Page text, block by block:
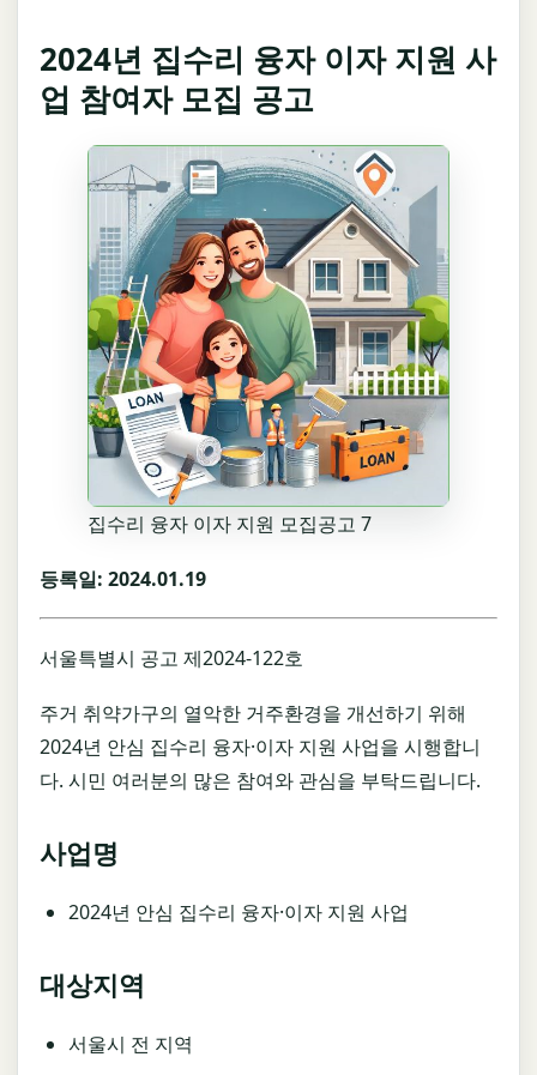
2024년 집수리 융자 이자 지원 사
업 참여자 모집 공고
집수리 융자 이자 지원 모집공고 7
등록일: 2024.01.19
서울특별시 공고 제2024-122호
주거 취약가구의 열악한 거주환경을 개선하기 위해
2024년 안심 집수리 융자·이자 지원 사업을 시행합니
다. 시민 여러분의 많은 참여와 관심을 부탁드립니다.
사업명
2024년 안심 집수리 융자·이자 지원 사업
대상지역
서울시 전 지역